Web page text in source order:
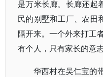
是万米长廊。长廊还起
民的别墅和工厂、农田
隔开来。一个外来打工
有个人，只有家长的意
华西村在吴仁宝的